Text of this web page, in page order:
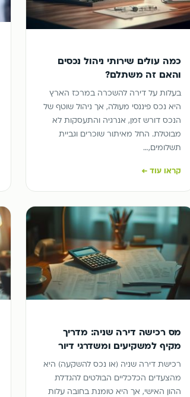
כמה עולים שירותי ניהול נכסים
והאם זה משתלם?
בעלות על דירה להשכרה במרכז הארץ
היא נכס פיננסי מעולה, אך ניהול שוטף של
הנכס דורש זמן, אנרגיה והתעסקות לא
מבוטלת. החל מאיתור שוכרים וגביית
תשלומים,…
קראו עוד ←
מס רכישה דירה שניה: מדריך
מקיף למשקיעים ומשדרגי דיור
רכישת דירה שניה (או נכס להשקעה) היא
מהצעדים הכלכליים הבולטים להגדלת
ההון האישי, אך היא טומנת בחובה עלות